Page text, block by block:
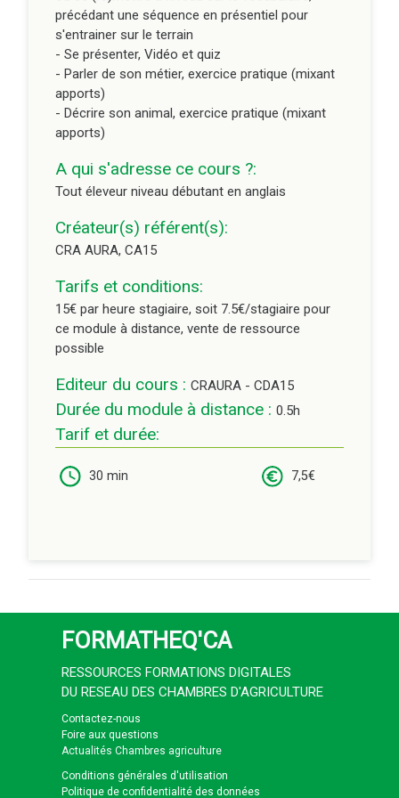
précédant une séquence en présentiel pour
s'entrainer sur le terrain
- Se présenter, Vidéo et quiz
- Parler de son métier, exercice pratique (mixant
apports)
- Décrire son animal, exercice pratique (mixant
apports)
A qui s'adresse ce cours ?:
Tout éleveur niveau débutant en anglais
Créateur(s) référent(s):
CRA AURA, CA15
Tarifs et conditions:
15€ par heure stagiaire, soit 7.5€/stagiaire pour
ce module à distance, vente de ressource
possible
Editeur du cours : CRAURA - CDA15
Durée du module à distance : 0.5h
Tarif et durée:
30 min 7,5€
possible
Editeur du cours :CRAURA - CDA15
Durée du module à distance :0.5h
FORMATHEQ'CA
RESSOURCES FORMATIONS DIGITALES
DU RESEAU DES CHAMBRES D'AGRICULTURE
Contactez-nous
Foire aux questions
Actualités Chambres agriculture
Conditions générales d'utilisation
Politique de confidentialité des données